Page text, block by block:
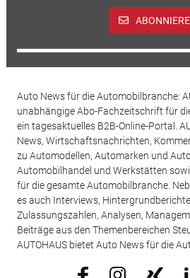
Auto News für die Automobilbranche:
unabhängige Abo-Fachzeitschrift für
ein tagesaktuelles B2B-Online-Portal.
News, Wirtschaftsnachrichten,
zu Automodellen, Automarken und
Automobilhandel und Werkstätten
für die gesamte Automobilbranche.
es auch Interviews,
Zulassungszahlen, Analysen,
Beiträge aus den Themenbereichen
AUTOHAUS bietet Auto News für die